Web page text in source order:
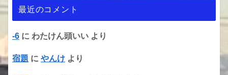
最近のコメント
-6 に わたけん頭いい より
宿題 に やんけ より